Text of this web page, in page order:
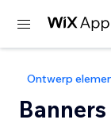
Ontwerp